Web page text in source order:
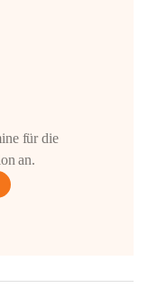
für die
an.